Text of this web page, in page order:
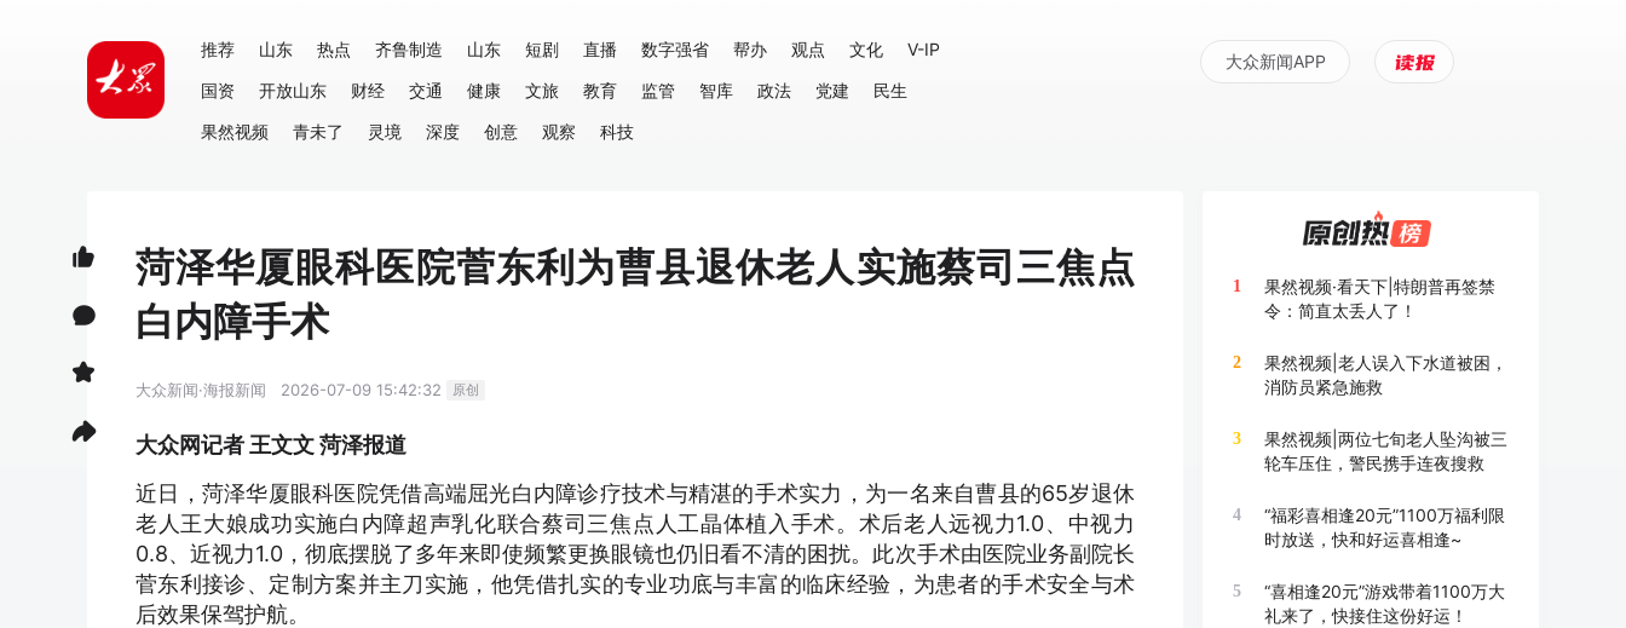
推荐 山东 热点 齐鲁制造 山东 短剧 直播 数字强省 帮办 观点 文化
V-IP
国资
开放山东 财经 交通 健康 文旅 教育 监管 智库 政法 党建
民生
果然视频
青未了 灵境 深度 创意 观察 科技
大众新闻APP
菏泽华厦眼科医院菅东利为曹县退休老人实施蔡司三焦点
白内障手术
大众新闻·海报新闻 2026-07-09 15:42:32 原创
大众网记者 王文文 菏泽报道
近日，菏泽华厦眼科医院凭借高端屈光白内障诊疗技术与精湛的手术实力，为一名来自曹县的65岁退休
老人王大娘成功实施白内障超声乳化联合蔡司三焦点人工晶体植入手术。术后老人远视力1.0、中视力
0.8、近视力1.0，彻底摆脱了多年来即使频繁更换眼镜也仍旧看不清的困扰。此次手术由医院业务副院长
菅东利接诊、定制方案并主刀实施，他凭借扎实的专业功底与丰富的临床经验，为患者的手术安全与术
后效果保驾护航。
1
果然视频·看天下|特朗普再签禁
令：简直太丢人了！
2
果然视频|老人误入下水道被困，
消防员紧急施救
3
果然视频|两位七旬老人坠沟被三
轮车压住，警民携手连夜搜救
4
“福彩喜相逢20元”1100万福利限
时放送，快和好运喜相逢~
5
“喜相逢20元”游戏带着1100万大
礼来了，快接住这份好运！